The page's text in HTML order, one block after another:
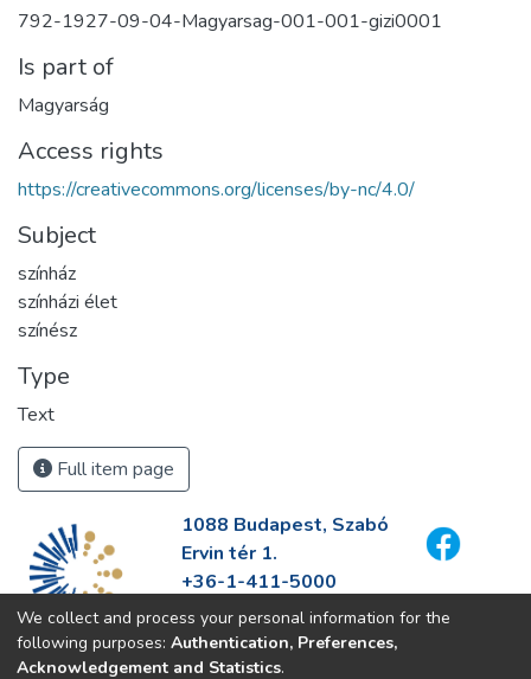
792-1927-09-04-Magyarsag-001-001-gizi0001
Is part of
Magyarság
Access rights
https://creativecommons.org/licenses/by-nc/4.0/
Subject
színház
színházi élet
színész
Type
Text
Full item page
1088 Budapest, Szabó
Ervin tér 1.
+36-1-411-5000
info@fszek.hu
https://fszek.hu
We collect and process your personal information for the
following purposes: Authentication, Preferences,
Acknowledgement and Statistics.